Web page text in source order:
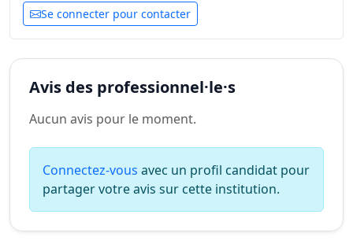
Se connecter pour contacter
Avis des professionnel·le·s
Aucun avis pour le moment.
Connectez-vous avec un profil candidat pour
partager votre avis sur cette institution.